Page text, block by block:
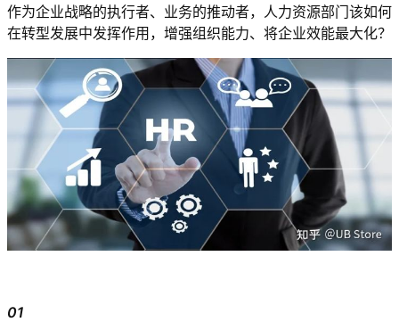
作为企业战略的执行者、业务的推动者，人力资源部门该如何
在转型发展中发挥作用，增强组织能力、将企业效能最大化？
01